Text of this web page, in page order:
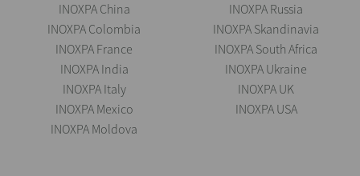
INOXPA China
INOXPA Colombia
INOXPA France
INOXPA India
INOXPA Italy
INOXPA Mexico
INOXPA Moldova
INOXPA Russia
INOXPA Skandinavia
INOXPA South Africa
INOXPA Ukraine
INOXPA UK
INOXPA USA